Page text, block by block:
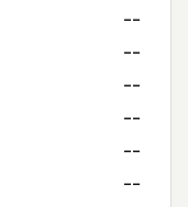
--
--
--
--
--
--